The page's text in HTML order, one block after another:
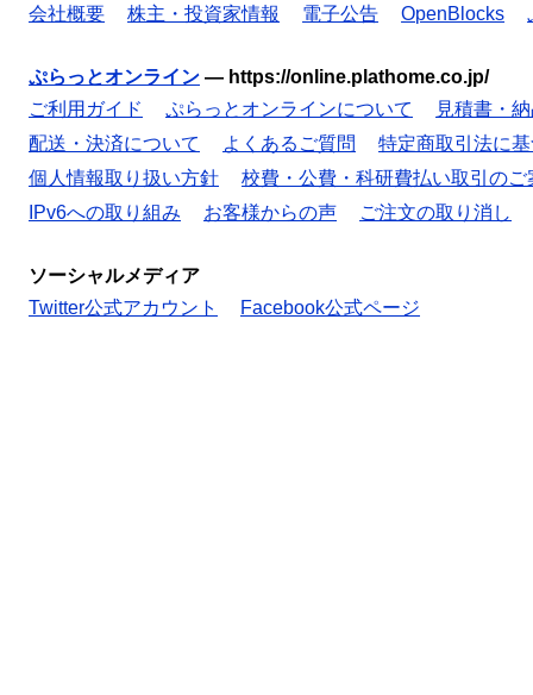
会社概要
株主・投資家情報 電子公告 OpenBlocks
ぷらっとオンライン — https://online.plathome.co.jp/
ご利用ガイド
ぷらっとオンラインについて
見積書・
配送・決済について
よくあるご質問
特定商取引法に
個人情報取り扱い方針
校費・公費・科研費払い取引のご
IPv6への取り組み
お客様からの声 ご注文の取り消し
ソーシャルメディア
Twitter公式アカウント
Facebook公式ページ